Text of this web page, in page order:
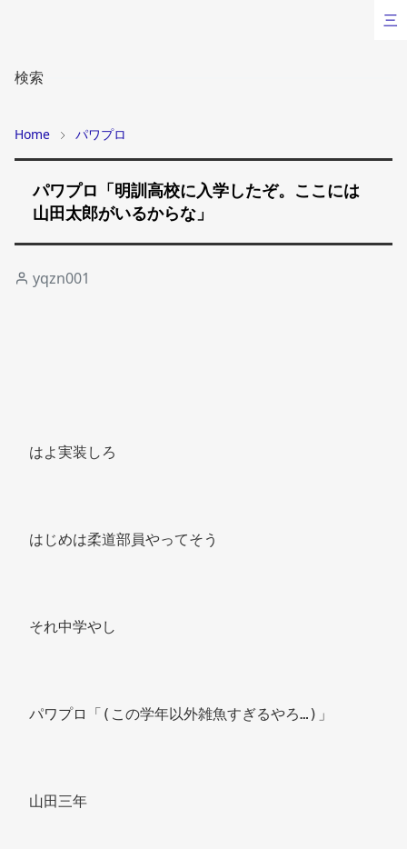
検索
Home パワプロ
パワプロ「明訓高校に入学したぞ。ここには
山田太郎がいるからな」
yqzn001
はよ実装しろ
はじめは柔道部員やってそう
それ中学やし
パワプロ「(この学年以外雑魚すぎるやろ…)」
山田三年
三